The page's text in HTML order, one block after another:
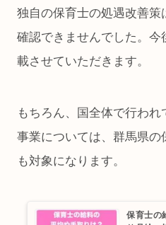
独自の保育士の処遇改善策
確認できませんでした。
載させていただきます。
もちろん、国全体で行わ
事業については、群馬県
も対象になります。
保育士の